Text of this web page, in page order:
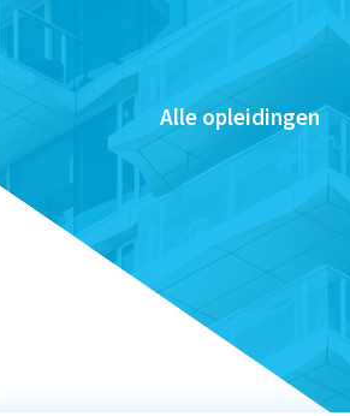
Alle opleidingen